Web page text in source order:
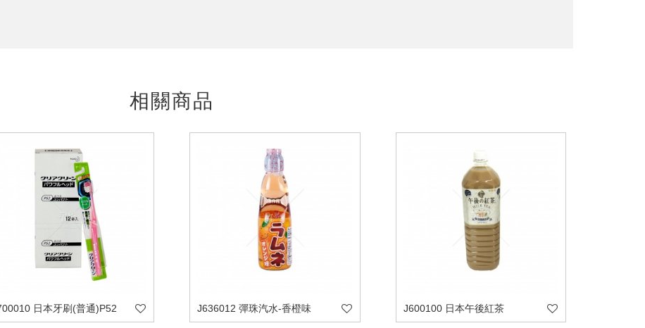
相關商品
日本牙刷(普通)P52 J636012 彈珠汽水-香橙味 J600100 日本午後紅茶